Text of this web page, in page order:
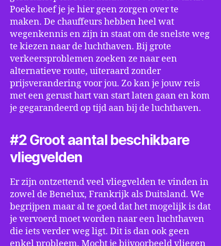
Poeke hoef je je hier geen zorgen over te
maken. De chauffeurs hebben heel wat
wegenkennis en zijn in staat om de snelste weg
te kiezen naar de luchthaven. Bij grote
verkeersproblemen zoeken ze naar een
alternatieve route, uiteraard zonder
prijsverandering voor jou. Zo kan je jouw reis
met een gerust hart van start laten gaan en kom
je gegarandeerd op tijd aan bij de luchthaven.
#2 Groot aantal beschikbare
vliegvelden
Er zijn ontzettend veel vliegvelden te vinden in
zowel de Benelux, Frankrijk als Duitsland. We
begrijpen maar al te goed dat het mogelijk is dat
je vervoerd moet worden naar een luchthaven
die iets verder weg ligt. Dit is dan ook geen